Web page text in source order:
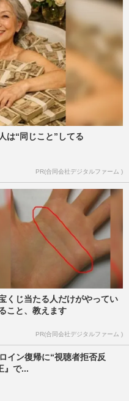
は“同じこと”してる
PR(合同会社デジタルファーム )
くじ当たる人だけがやってい
こと、教えます
PR(合同会社デジタルファーム )
イン復帰に“視聴者拒否反
』で...